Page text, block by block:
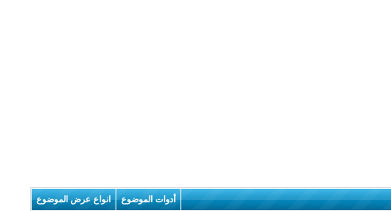
أدوات الموضوع انواع عرض الموضوع